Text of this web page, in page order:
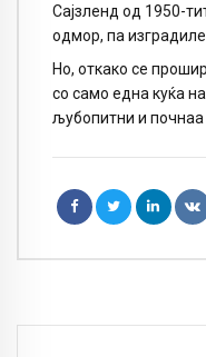
Сајзленд од 1950-
одмор, па
Но, откако се
со само една куќа
љубопитни и почнаа